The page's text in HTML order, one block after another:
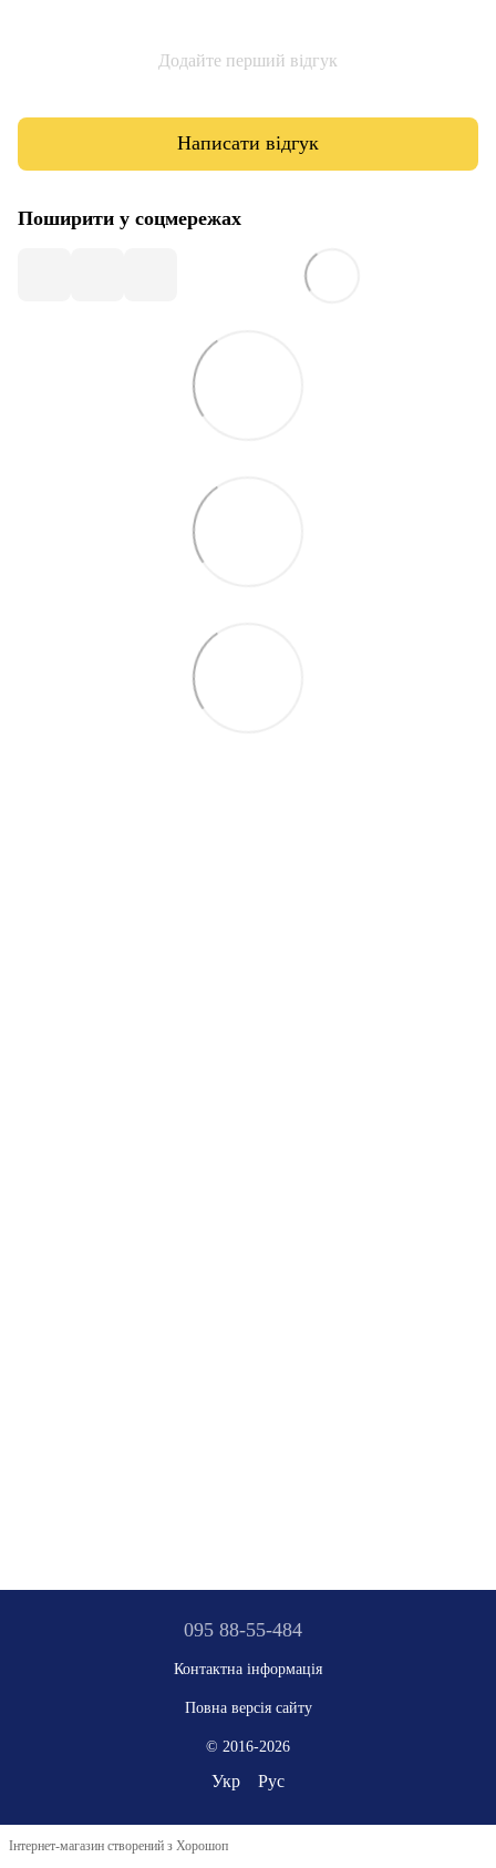
Додайте перший відгук
Написати відгук
Поширити у соцмережах
095 88-55-484
Контактна інформація
Повна версія сайту
© 2016-2026
Укр Рус
Інтернет-магазин створений з Хорошоп